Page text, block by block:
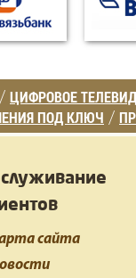
/ ЦИФРОВОЕ
ПОД КЛЮЧ /
сайта